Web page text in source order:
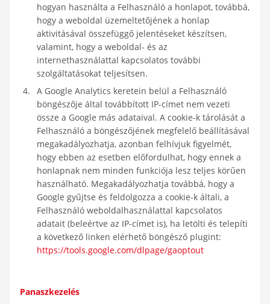
hogyan használta a Felhasználó a honlapot, továbbá,
hogy a weboldal üzemeltetőjének a honlap
aktivitásával összefüggő jelentéseket készítsen,
valamint, hogy a weboldal- és az
internethasználattal kapcsolatos további
szolgáltatásokat teljesítsen.
A Google Analytics keretein belül a Felhasználó
böngészője által továbbított IP-címet nem vezeti
össze a Google más adataival. A cookie-k tárolását a
Felhasználó a böngészőjének megfelelő beállításával
megakadályozhatja, azonban felhívjuk figyelmét,
hogy ebben az esetben előfordulhat, hogy ennek a
honlapnak nem minden funkciója lesz teljes körűen
használható. Megakadályozhatja továbbá, hogy a
Google gyűjtse és feldolgozza a cookie-k általi, a
Felhasználó weboldalhasználattal kapcsolatos
adatait (beleértve az IP-címet is), ha letölti és telepíti
a következő linken elérhető böngésző plugint:
https://tools.google.com/dlpage/gaoptout
Panaszkezelés